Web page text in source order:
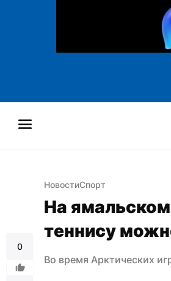
0
НовостиСпорт
На
теннису
Во время Арктических